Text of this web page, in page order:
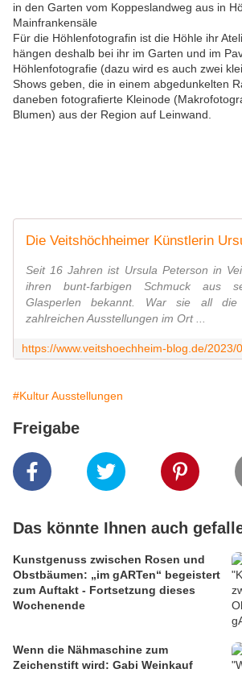
in den Garten vom Koppeslandweg aus in
Mainfrankensäle
Für die Höhlenfotografin ist die Höhle ihr
hängen deshalb bei ihr im Garten und im
Höhlenfotografie (dazu wird es auch zwei
Shows geben, die in einem abgedunkelten
daneben fotografierte Kleinode
Blumen) aus der Region auf Leinwand.
Seit 16 Jahren ist Ursula Peterson in
ihren bunt-farbigen Schmuck aus
Glasperlen bekannt. War sie all
zahlreichen Ausstellungen im Ort ...
#Kultur Ausstellungen
Freigabe
Das könnte Ihnen auch
Kunstgenuss zwischen Rosen und
Obstbäumen: „im gARTen“ begeistert
zum Auftakt - Fortsetzung dieses
Wochenende
Wenn die Nähmaschine zum
Zeichenstift wird: Gabi Weinkauf